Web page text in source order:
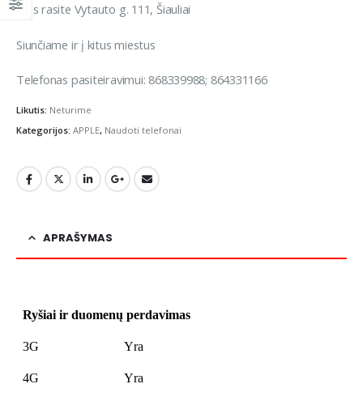
Mus rasite Vytauto g. 111, Šiauliai
Siunčiame ir į kitus miestus
Telefonas pasiteiravimui: 868339988; 864331166
Likutis: Neturime
Kategorijos: APPLE, Naudoti telefonai
APRAŠYMAS
Ryšiai ir duomenų perdavimas
3G Yra
4G Yra